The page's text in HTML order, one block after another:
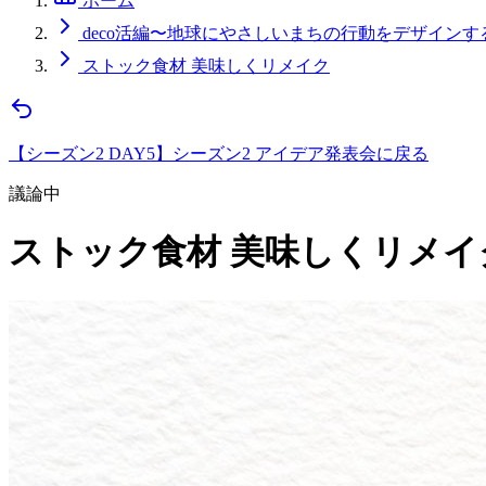
deco活編〜地球にやさしいまちの行動をデザインす
ストック食材 美味しくリメイク
【シーズン2 DAY5】シーズン2 アイデア発表会に戻る
議論中
ストック食材 美味しくリメ